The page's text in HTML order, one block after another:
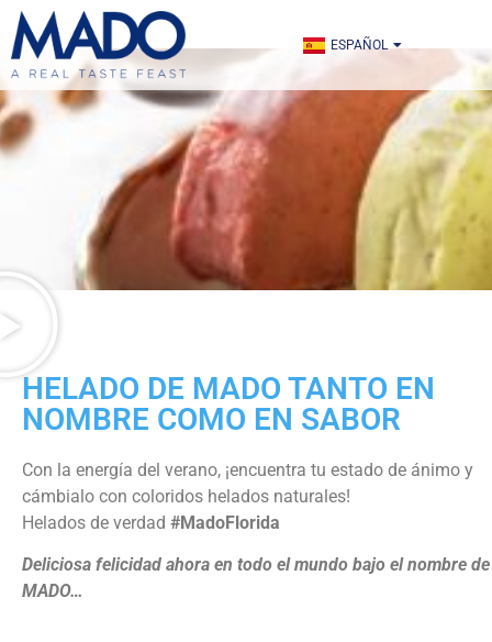
ESPAÑOL
TÜRKÇE
SÍGUENOS EN:
HELADO DE MADO TANTO EN
NOMBRE COMO EN SABOR
Con la energía del verano, ¡encuentra tu estado de ánimo y
cámbialo con coloridos helados naturales!
Helados de verdad #MadoFlorida
Deliciosa felicidad ahora en todo el mundo bajo el nombre de
MADO…